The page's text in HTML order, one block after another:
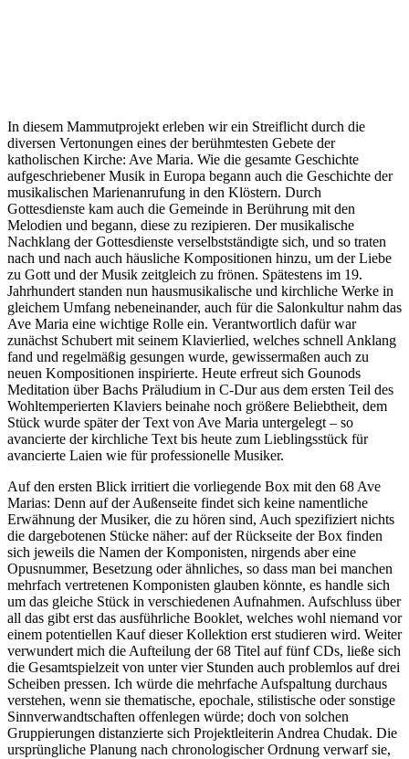
In diesem Mammutprojekt erleben wir ein Streiflicht durch die
diversen Vertonungen eines der berühmtesten Gebete der
katholischen Kirche: Ave Maria. Wie die gesamte Geschichte
aufgeschriebener Musik in Europa begann auch die Geschichte der
musikalischen Marienanrufung in den Klöstern. Durch
Gottesdienste kam auch die Gemeinde in Berührung mit den
Melodien und begann, diese zu rezipieren. Der musikalische
Nachklang der Gottesdienste verselbstständigte sich, und so traten
nach und nach auch häusliche Kompositionen hinzu, um der Liebe
zu Gott und der Musik zeitgleich zu frönen. Spätestens im 19.
Jahrhundert standen nun hausmusikalische und kirchliche Werke in
gleichem Umfang nebeneinander, auch für die Salonkultur nahm das
Ave Maria eine wichtige Rolle ein. Verantwortlich dafür war
zunächst Schubert mit seinem Klavierlied, welches schnell Anklang
fand und regelmäßig gesungen wurde, gewissermaßen auch zu
neuen Kompositionen inspirierte. Heute erfreut sich Gounods
Meditation über Bachs Präludium in C-Dur aus dem ersten Teil des
Wohltemperierten Klaviers beinahe noch größere Beliebtheit, dem
Stück wurde später der Text von Ave Maria untergelegt – so
avancierte der kirchliche Text bis heute zum Lieblingsstück für
avancierte Laien wie für professionelle Musiker.
Auf den ersten Blick irritiert die vorliegende Box mit den 68 Ave
Marias: Denn auf der Außenseite findet sich keine namentliche
Erwähnung der Musiker, die zu hören sind, Auch spezifiziert nichts
die dargebotenen Stücke näher: auf der Rückseite der Box finden
sich jeweils die Namen der Komponisten, nirgends aber eine
Opusnummer, Besetzung oder ähnliches, so dass man bei manchen
mehrfach vertretenen Komponisten glauben könnte, es handle sich
um das gleiche Stück in verschiedenen Aufnahmen. Aufschluss über
all das gibt erst das ausführliche Booklet, welches wohl niemand vor
einem potentiellen Kauf dieser Kollektion erst studieren wird. Weiter
verwundert mich die Aufteilung der 68 Titel auf fünf CDs, ließe sich
die Gesamtspielzeit von unter vier Stunden auch problemlos auf drei
Scheiben pressen. Ich würde die mehrfache Aufspaltung durchaus
verstehen, wenn sie thematische, epochale, stilistische oder sonstige
Sinnverwandtschaften offenlegen würde; doch von solchen
Gruppierungen distanzierte sich Projektleiterin Andrea Chudak. Die
ursprüngliche Planung nach chronologischer Ordnung verwarf sie,